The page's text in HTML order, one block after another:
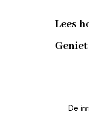
Lees
De